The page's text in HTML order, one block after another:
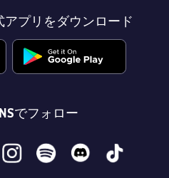
アプリをダウンロード
でフォロー
instagramspotify discord tiktok